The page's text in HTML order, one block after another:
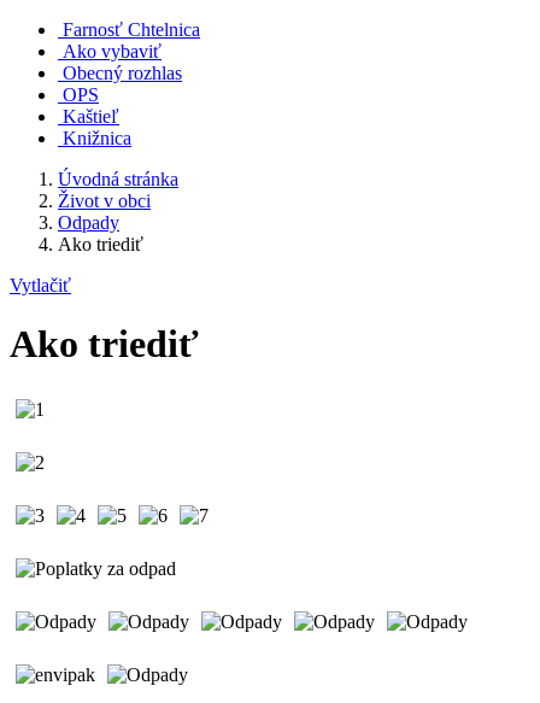
Farnosť Chtelnica
Ako vybaviť
Obecný rozhlas
OPS
Kaštieľ
Knižnica
Úvodná stránka
Život v obci
Odpady
Ako triediť
Vytlačiť
Ako triediť